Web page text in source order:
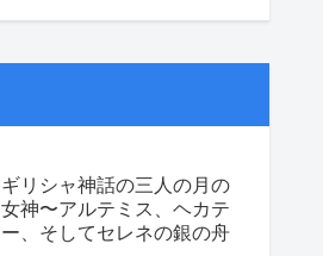
ギリシャ神話の三人の月の
女神〜アルテミス、ヘカテ
ー、そしてセレネの銀の舟